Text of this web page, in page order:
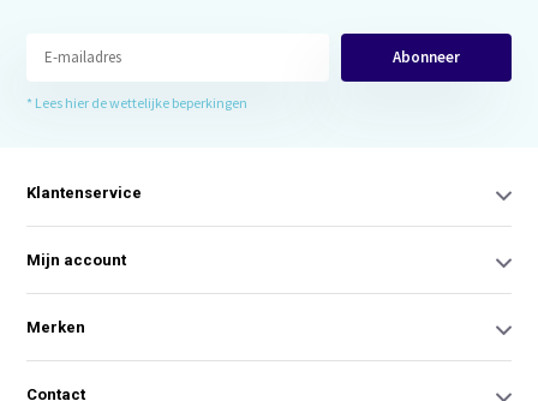
Abonneer
* Lees hier de wettelijke beperkingen
Klantenservice
Mijn account
Merken
Contact